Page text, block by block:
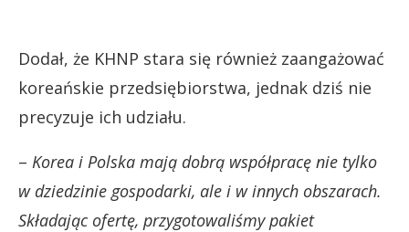
Dodał, że KHNP stara się również zaangażować
koreańskie przedsiębiorstwa, jednak dziś nie
precyzuje ich udziału.
– Korea i Polska mają dobrą współpracę nie tylko
w dziedzinie gospodarki, ale i w innych obszarach.
Składając ofertę, przygotowaliśmy pakiet